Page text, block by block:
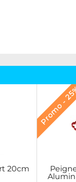
20cm
Promo -